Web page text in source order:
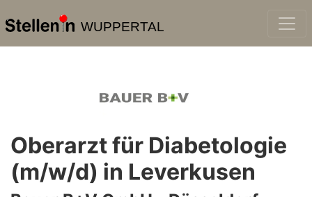
WUPPERTAL
Oberarzt für Diabetologie
(m/w/d) in Leverkusen